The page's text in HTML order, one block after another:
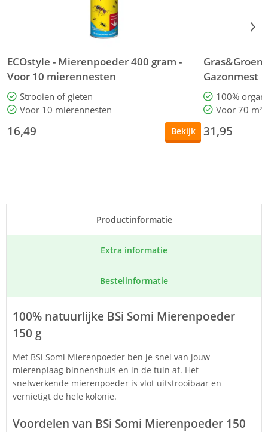
ECOstyle - Mierenpoeder 400 gram -
Voor 10 mierennesten
Strooien of gieten
Voor 10 mierennesten
16,49 Bekijk
Gras&Groen
Gazonmest
100%
Voor 70 m²
31,95
Product­informatie
Extra informatie
Bestel­informatie
100% natuurlijke BSi Somi Mierenpoeder
150 g
Met BSi Somi Mierenpoeder ben je snel van jouw
mierenplaag binnenshuis en in de tuin af. Het
snelwerkende mierenpoeder is vlot uitstrooibaar en
vernietigt de hele kolonie.
Voordelen van BSi Somi Mierenpoeder 150